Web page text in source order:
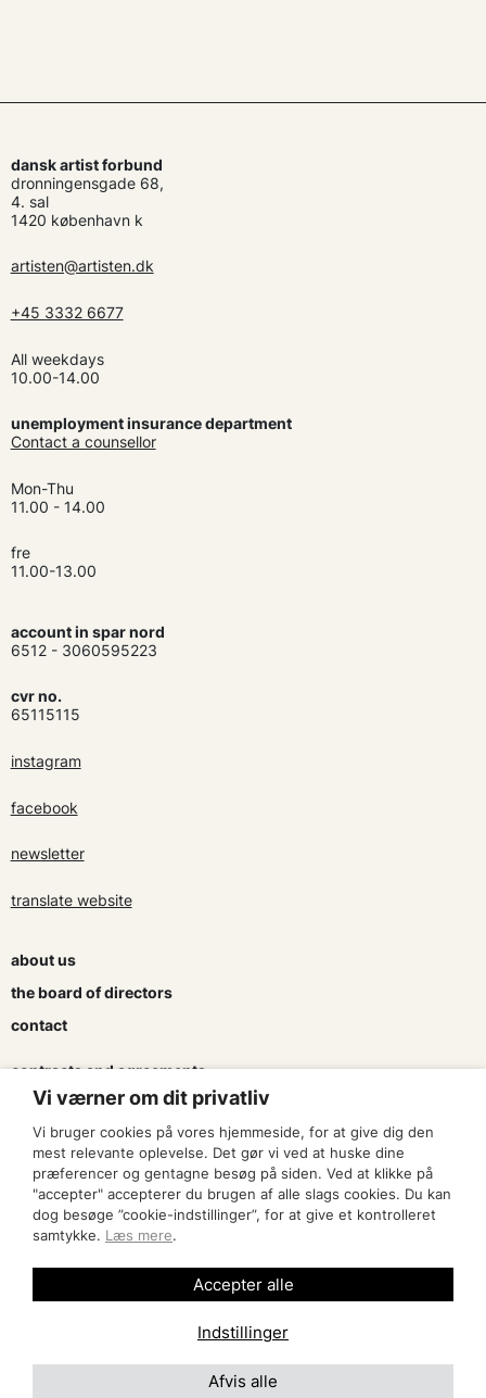
dansk artist forbund
dronningensgade 68,
4. sal
1420 københavn k
artisten@artisten.dk
+45 3332 6677
All weekdays
10.00-14.00
unemployment insurance department
Contact a counsellor
Mon-Thu
11.00 - 14.00
fre
11.00-13.00
account in spar nord
6512 - 3060595223
cvr no.
65115115
instagram
facebook
newsletter
translate website
about us
the board of directors
contact
contracts and agreements
apply for a subsidy
press & logo
become a member
Vi værner om dit privatliv
Vi bruger cookies på vores hjemmeside, for at give dig den
mest relevante oplevelse. Det gør vi ved at huske dine
præferencer og gentagne besøg på siden. Ved at klikke på
"accepter" accepterer du brugen af alle slags cookies. Du kan
dog besøge ”cookie-indstillinger”, for at give et kontrolleret
samtykke. Læs mere.
Indstillinger
Afvis alle
Accepter alle